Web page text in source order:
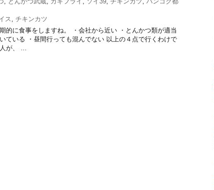
ス,チキンカツ
的に食事をしますね。 ・会社から近い ・とんかつ類が適当
ている ・昼間行っても混んでない 以上の４点で行くわけで
が、 ...